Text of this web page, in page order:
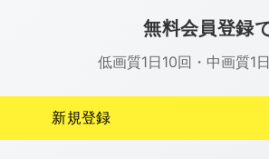
無料会員登録
低画質1日10回・中画質1
新規登録